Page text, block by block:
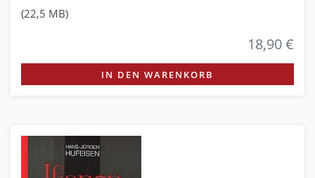
(22,5 MB)
18,90 €
IN DEN WARENKORB